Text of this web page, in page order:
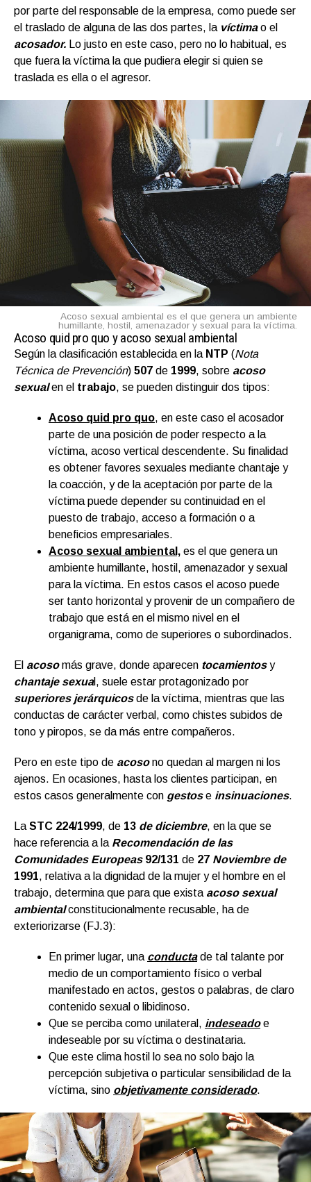
por parte del responsable de la empresa, como puede ser
el traslado de alguna de las dos partes, la víctimao el
acosador. Lo justo en este caso, pero no lo habitual, es
que fuera la víctima la que pudiera elegir si quien se
traslada es ella o el agresor.
Acoso sexual ambiental es el que genera un ambiente
humillante, hostil, amenazador y sexual para la víctima.
Acoso quid pro quo y acoso sexual ambiental
Según la clasificación establecida en la NTP (Nota
Técnica de Prevención) 507 de 1999, sobre acoso
sexualen el trabajo, se pueden distinguir dos tipos:
Acoso quid pro quo, en este caso el acosador
parte de una posición de poder respecto a la
víctima, acoso vertical descendente. Su finalidad
es obtener favores sexuales mediante chantaje y
la coacción, y de la aceptación por parte de la
víctima puede depender su continuidad en el
puesto de trabajo, acceso a formación o a
beneficios empresariales.
Acoso sexual ambiental, es el que genera un
ambiente humillante, hostil, amenazador y sexual
para la víctima. En estos casos el acoso puede
ser tanto horizontal y provenir de un compañero de
trabajo que está en el mismo nivel en el
organigrama, como de superiores o subordinados.
El acosomás grave, donde aparecen tocamientosy
chantaje sexual, suele estar protagonizado por
superiores jerárquicosde la víctima, mientras que las
conductas de carácter verbal, como chistes subidos de
tono y piropos, se da más entre compañeros.
Pero en este tipo de acosono quedan al margen ni los
ajenos. En ocasiones, hasta los clientes participan, en
estos casos generalmente con gestos e insinuaciones.
La STC 224/1999, de 13 de diciembre, en la que se
hace referencia a la Recomendación de las
Comunidades Europeas 92/131 de 27 Noviembre de
1991, relativa a la dignidad de la mujer y el hombre en el
trabajo, determina que para que exista acoso sexual
ambiental constitucionalmente recusable, ha de
exteriorizarse (FJ.3):
En primer lugar, una conductade tal talante por
medio de un comportamiento físico o verbal
manifestado en actos, gestos o palabras, de claro
contenido sexual o libidinoso.
Que se perciba como unilateral, indeseadoe
indeseable por su víctima o destinataria.
Que este clima hostil lo sea no solo bajo la
percepción subjetiva o particular sensibilidad de la
víctima, sino objetivamente considerado.